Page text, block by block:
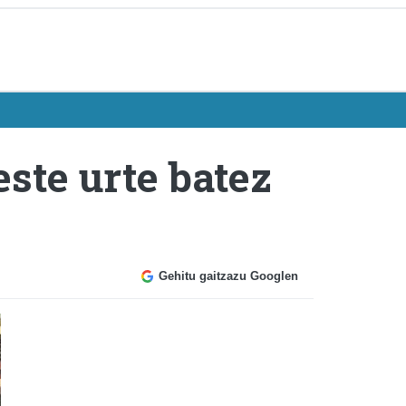
urte batez
Gehitu gaitzazu Googlen